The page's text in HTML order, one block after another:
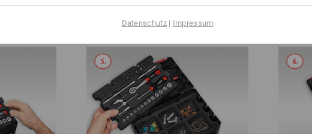
STRAUSSbox 125 small öffnen
Datenschutz| Impressum